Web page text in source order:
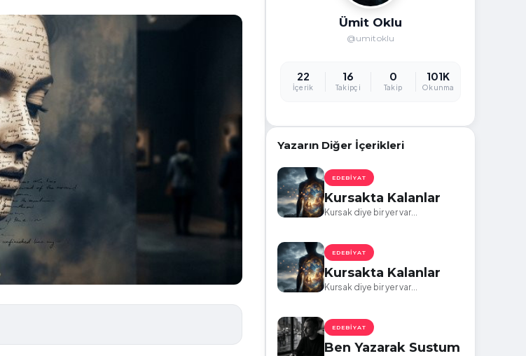
Ümit Oklu
@umitoklu
22
İçerik
16
Takipçi
0
Takip
101K
Okunma
Yazarın Diğer İçerikleri
EDEBIYAT
Kursakta Kalanlar
Kursak diye bir yer var...
EDEBIYAT
Kursakta Kalanlar
Kursak diye bir yer var...
EDEBIYAT
Ben Yazarak Sustum